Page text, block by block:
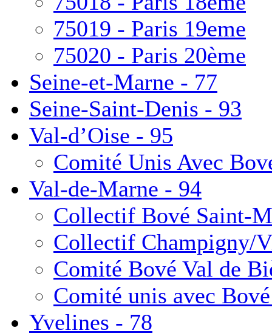
75019 - Paris 19eme
75020 - Paris 20ème
Seine-et-Marne - 77
Seine-Saint-Denis - 93
Val-d’Oise - 95
Comité Unis Avec
Val-de-Marne - 94
Collectif Bové Saint-
Collectif Champigny/
Comité Bové Val de
Comité unis avec
Yvelines - 78